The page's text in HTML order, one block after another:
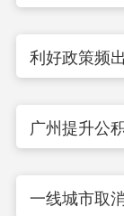
利好政策频
广州提升公
一线城市取